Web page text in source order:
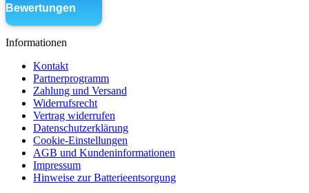
Informationen
Kontakt
Partnerprogramm
Zahlung und Versand
Widerrufsrecht
Vertrag widerrufen
Datenschutzerklärung
Cookie-Einstellungen
AGB und Kundeninformationen
Impressum
Hinweise zur Batterieentsorgung